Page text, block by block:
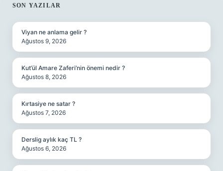
SIDEBAR
SON YAZILAR
Viyan ne anlama gelir ?
Ağustos 9, 2026
Kut’ül Amare Zaferi’nin önemi nedir ?
Ağustos 8, 2026
Kırtasiye ne satar ?
Ağustos 7, 2026
Derslig aylık kaç TL ?
Ağustos 6, 2026